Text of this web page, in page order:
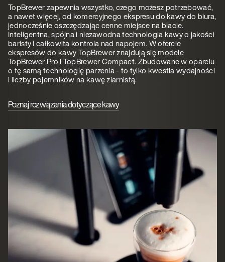
TopBrewer zapewnia wszystko, czego możesz potrzebować,
a nawet więcej, od komercyjnego ekspresu do kawy do biura,
jednocześnie oszczędzając cenne miejsce na blacie.
Inteligentna, spójna i niezawodna technologia kawy o jakości
baristy i całkowita kontrola nad napojem. W ofercie
ekspresów do kawy TopBrewer znajdują się modele
TopBrewer Pro i TopBrewer Compact. Zbudowane w oparciu
o tę samą technologię parzenia - to tylko kwestia wydajności
i liczby pojemników na kawę ziarnistą.
Poznaj rozwiązania dotyczące kawy